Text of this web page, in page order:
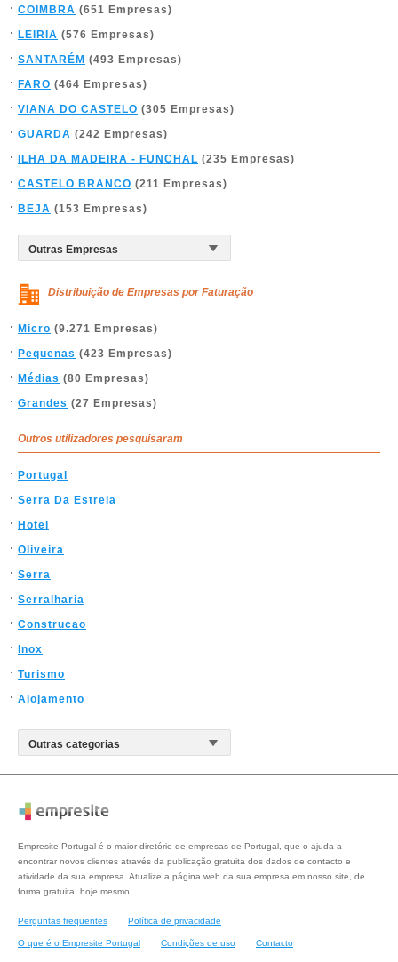
COIMBRA (651 Empresas)
LEIRIA (576 Empresas)
SANTARÉM (493 Empresas)
FARO (464 Empresas)
VIANA DO CASTELO (305 Empresas)
GUARDA (242 Empresas)
ILHA DA MADEIRA - FUNCHAL (235 Empresas)
CASTELO BRANCO (211 Empresas)
BEJA (153 Empresas)
Distribuição de Empresas por Faturação
Micro (9.271 Empresas)
Pequenas (423 Empresas)
Médias (80 Empresas)
Grandes (27 Empresas)
Outros utilizadores pesquisaram
Portugal
Serra Da Estrela
Hotel
Oliveira
Serra
Serralharia
Construcao
Inox
Turismo
Alojamento
Empresite Portugal é o maior diretório de empresas de Portugal, que o ajuda a
encontrar novos clientes através da publicação gratuita dos dados de contacto e
atividade da sua empresa. Atualize a página web da sua empresa em nosso site, de
forma gratuita, hoje mesmo.
Perguntas frequentes Política de privacidade
O que é o Empresite Portugal Condições de uso Contacto